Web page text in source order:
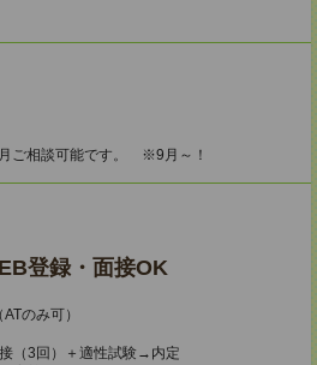
ご相談可能です。 ※9月～！
登録・面接OK
のみ可）
（3回）＋適性試験→内定